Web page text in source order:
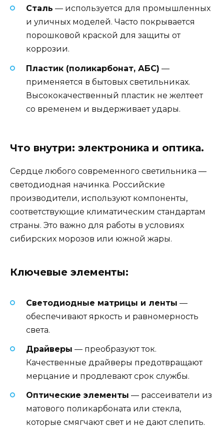
Сталь — используется для промышленных
и уличных моделей. Часто покрывается
порошковой краской для защиты от
коррозии.
Пластик (поликарбонат, АБС) —
применяется в бытовых светильниках.
Высококачественный пластик не желтеет
со временем и выдерживает удары.
Что внутри: электроника и оптика.
Сердце любого современного светильника —
светодиодная начинка. Российские
производители, используют компоненты,
соответствующие климатическим стандартам
страны. Это важно для работы в условиях
сибирских морозов или южной жары.
Ключевые элементы:
Светодиодные матрицы и ленты —
обеспечивают яркость и равномерность
света.
Драйверы — преобразуют ток.
Качественные драйверы предотвращают
мерцание и продлевают срок службы.
Оптические элементы — рассеиватели из
матового поликарбоната или стекла,
которые смягчают свет и не дают слепить.